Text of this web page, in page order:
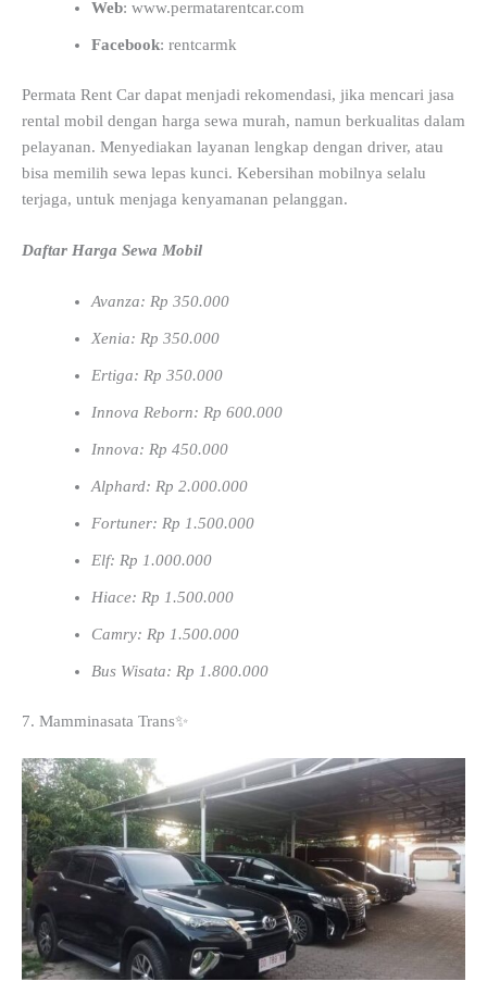
Web: www.permatarentcar.com
Facebook: rentcarmk
Permata Rent Car dapat menjadi rekomendasi, jika mencari jasa
rental mobil dengan harga sewa murah, namun berkualitas dalam
pelayanan. Menyediakan layanan lengkap dengan driver, atau
bisa memilih sewa lepas kunci. Kebersihan mobilnya selalu
terjaga, untuk menjaga kenyamanan pelanggan.
Daftar Harga Sewa Mobil
Avanza: Rp 350.000
Xenia: Rp 350.000
Ertiga: Rp 350.000
Innova Reborn: Rp 600.000
Innova: Rp 450.000
Alphard: Rp 2.000.000
Fortuner: Rp 1.500.000
Elf: Rp 1.000.000
Hiace: Rp 1.500.000
Camry: Rp 1.500.000
Bus Wisata: Rp 1.800.000
7. Mamminasata Trans✨